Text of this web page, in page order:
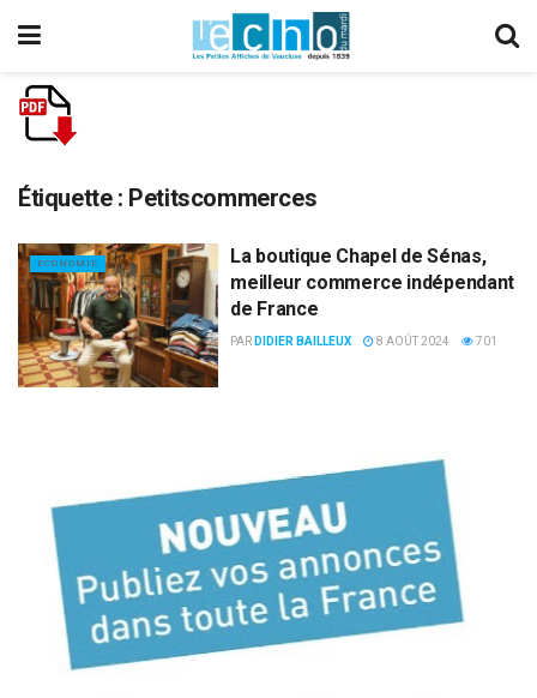
Étiquette : Petitscommerces
ECONOMIE
La boutique Chapel de Sénas,
meilleur commerce indépendant
de France
PAR DIDIER BAILLEUX 8 AOÛT 2024 701